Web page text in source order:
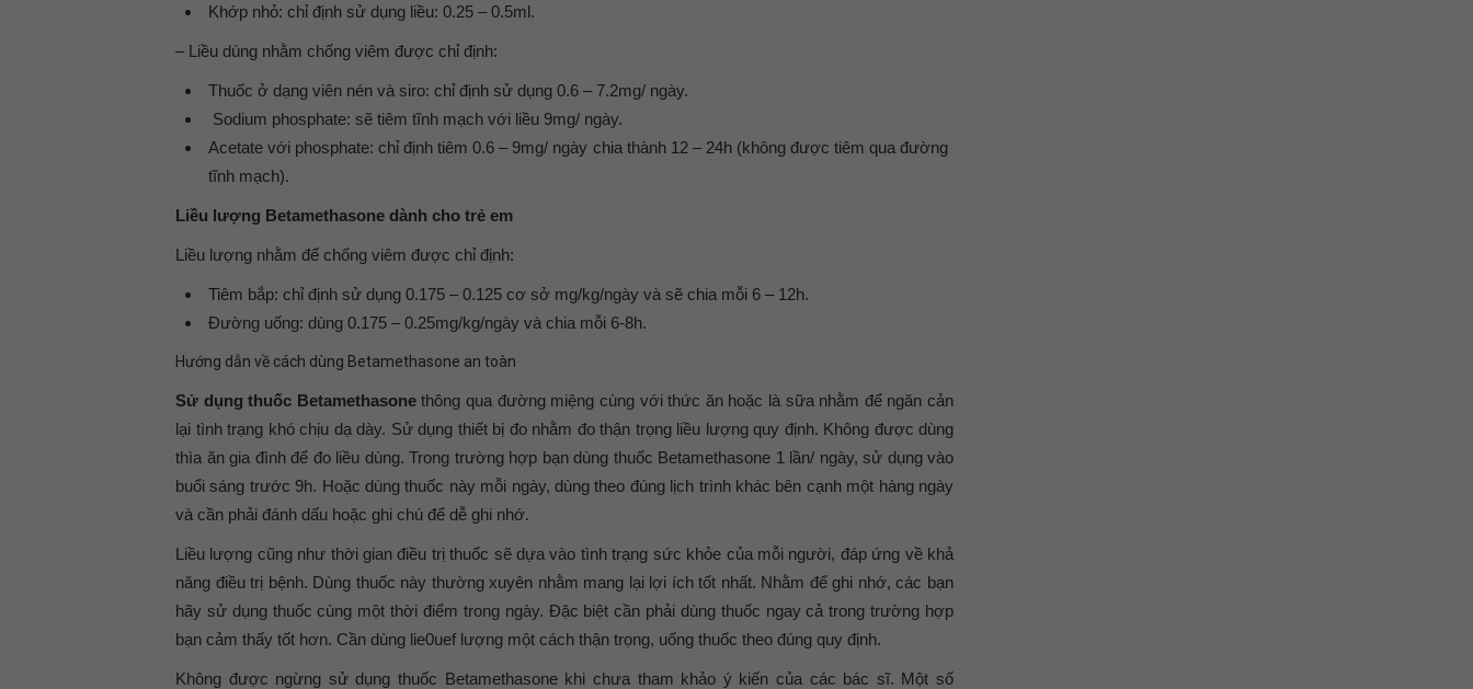
Khớp nhỏ: chỉ định sử dụng liều: 0.25 – 0.5ml.
– Liều dùng nhằm chống viêm được chỉ định:
Thuốc ở dạng viên nén và siro: chỉ định sử dụng 0.6 – 7.2mg/ ngày.
Sodium phosphate: sẽ tiêm tĩnh mạch với liều 9mg/ ngày.
Acetate với phosphate: chỉ định tiêm 0.6 – 9mg/ ngày chia thành 12 – 24h (không được tiêm qua đường
tĩnh mạch).
Liều lượng Betamethasone dành cho trẻ em
Liều lượng nhằm để chống viêm được chỉ định:
Tiêm bắp: chỉ định sử dụng 0.175 – 0.125 cơ sở mg/kg/ngày và sẽ chia mỗi 6 – 12h.
Đường uống: dùng 0.175 – 0.25mg/kg/ngày và chia mỗi 6-8h.
Hướng dẫn về cách dùng Betamethasone an toàn
Sử dụng thuốc Betamethasonethông qua đường miệng cùng với thức ăn hoặc là sữa nhằm để ngăn cản
lại tình trạng khó chịu dạ dày. Sử dụng thiết bị đo nhằm đo thận trọng liều lượng quy định. Không được dùng
thìa ăn gia đình để đo liều dùng. Trong trường hợp bạn dùng thuốc Betamethasone 1 lần/ ngày, sử dụng vào
buổi sáng trước 9h. Hoặc dùng thuốc này mỗi ngày, dùng theo đúng lịch trình khác bên cạnh một hàng ngày
và cần phải đánh dấu hoặc ghi chú để dễ ghi nhớ.
Liều lượng cũng như thời gian điều trị thuốc sẽ dựa vào tình trạng sức khỏe của mỗi người, đáp ứng về khả
năng điều trị bệnh. Dùng thuốc này thường xuyên nhằm mang lại lợi ích tốt nhất. Nhằm để ghi nhớ, các bạn
hãy sử dụng thuốc cùng một thời điểm trong ngày. Đặc biệt cần phải dùng thuốc ngay cả trong trường hợp
bạn cảm thấy tốt hơn. Cần dùng lie0uef lượng một cách thận trọng, uống thuốc theo đúng quy định.
Không được ngừng sử dụng thuốc Betamethasone khi chưa tham khảo ý kiến của các bác sĩ. Một số